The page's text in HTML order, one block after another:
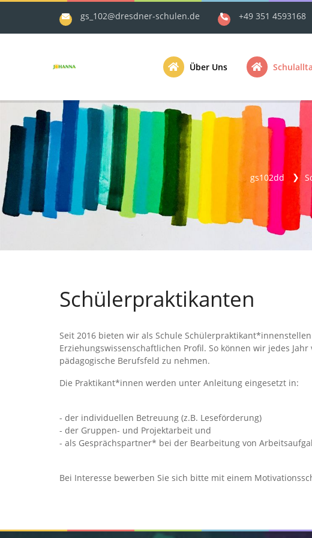
gs_102@dresdner-schulen.de +49 351 4593168
Über Uns
gs102dd
Schülerpraktikanten
Seit 2016 bieten wir als Schule
Erziehungswissenschaftlichen Profil. So können wir jedes
pädagogische Berufsfeld zu nehmen.
Die Praktikant*innen werden unter Anleitung eingesetzt in:
- der individuellen Betreuung (z.B. Leseförderung)
- der Gruppen- und Projektarbeit und
- als Gesprächspartner* bei der Bearbeitung von
Bei Interesse bewerben Sie sich bitte mit einem